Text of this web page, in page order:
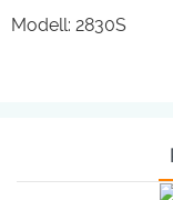
Modell: 2830S